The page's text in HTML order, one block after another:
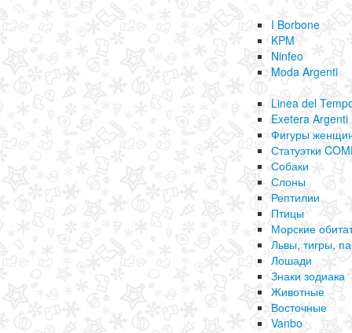
I Borbone
KPM
Ninfeo
Moda Argenti
Linea del
Exetera Argenti
Фигуры
Статуэтки
Собаки
Слоны
Рептилии
Птицы
Морские
Львы, тигры,
Лошади
Знаки зодиака
Животные
Восточные
Vanbo